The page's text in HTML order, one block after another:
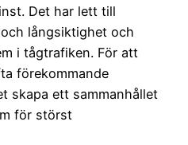
Det har lett till
långsiktighet och
i tågtrafiken. För att
förekommande
skapa ett sammanhållet
för störst